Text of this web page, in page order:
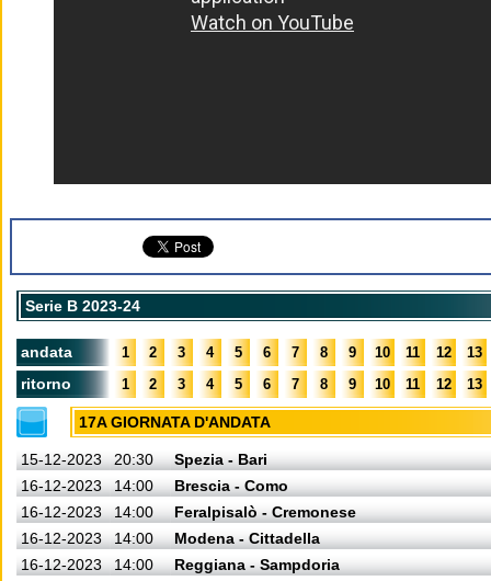
Serie B 2023-24
andata 1 2 3 4 5 6 7 8 9 10 11 12 13
ritorno 1 2 3 4 5 6 7 8 9 10 11 12 13
17A GIORNATA D'ANDATA
15-12-2023 20:30
Spezia - Bari
16-12-2023
14:00
Brescia - Como
16-12-2023
14:00
Feralpisalò - Cremonese
16-12-2023
14:00
Modena - Cittadella
16-12-2023
14:00
Reggiana - Sampdoria